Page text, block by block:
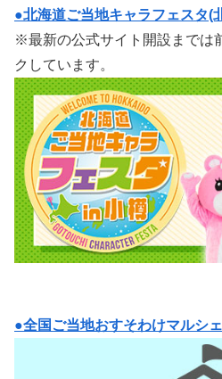
●北海道ご当地キャラフェスタ(
※最新の公式サイト開設までは
クしています。
●全国ご当地おすそわけマルシ